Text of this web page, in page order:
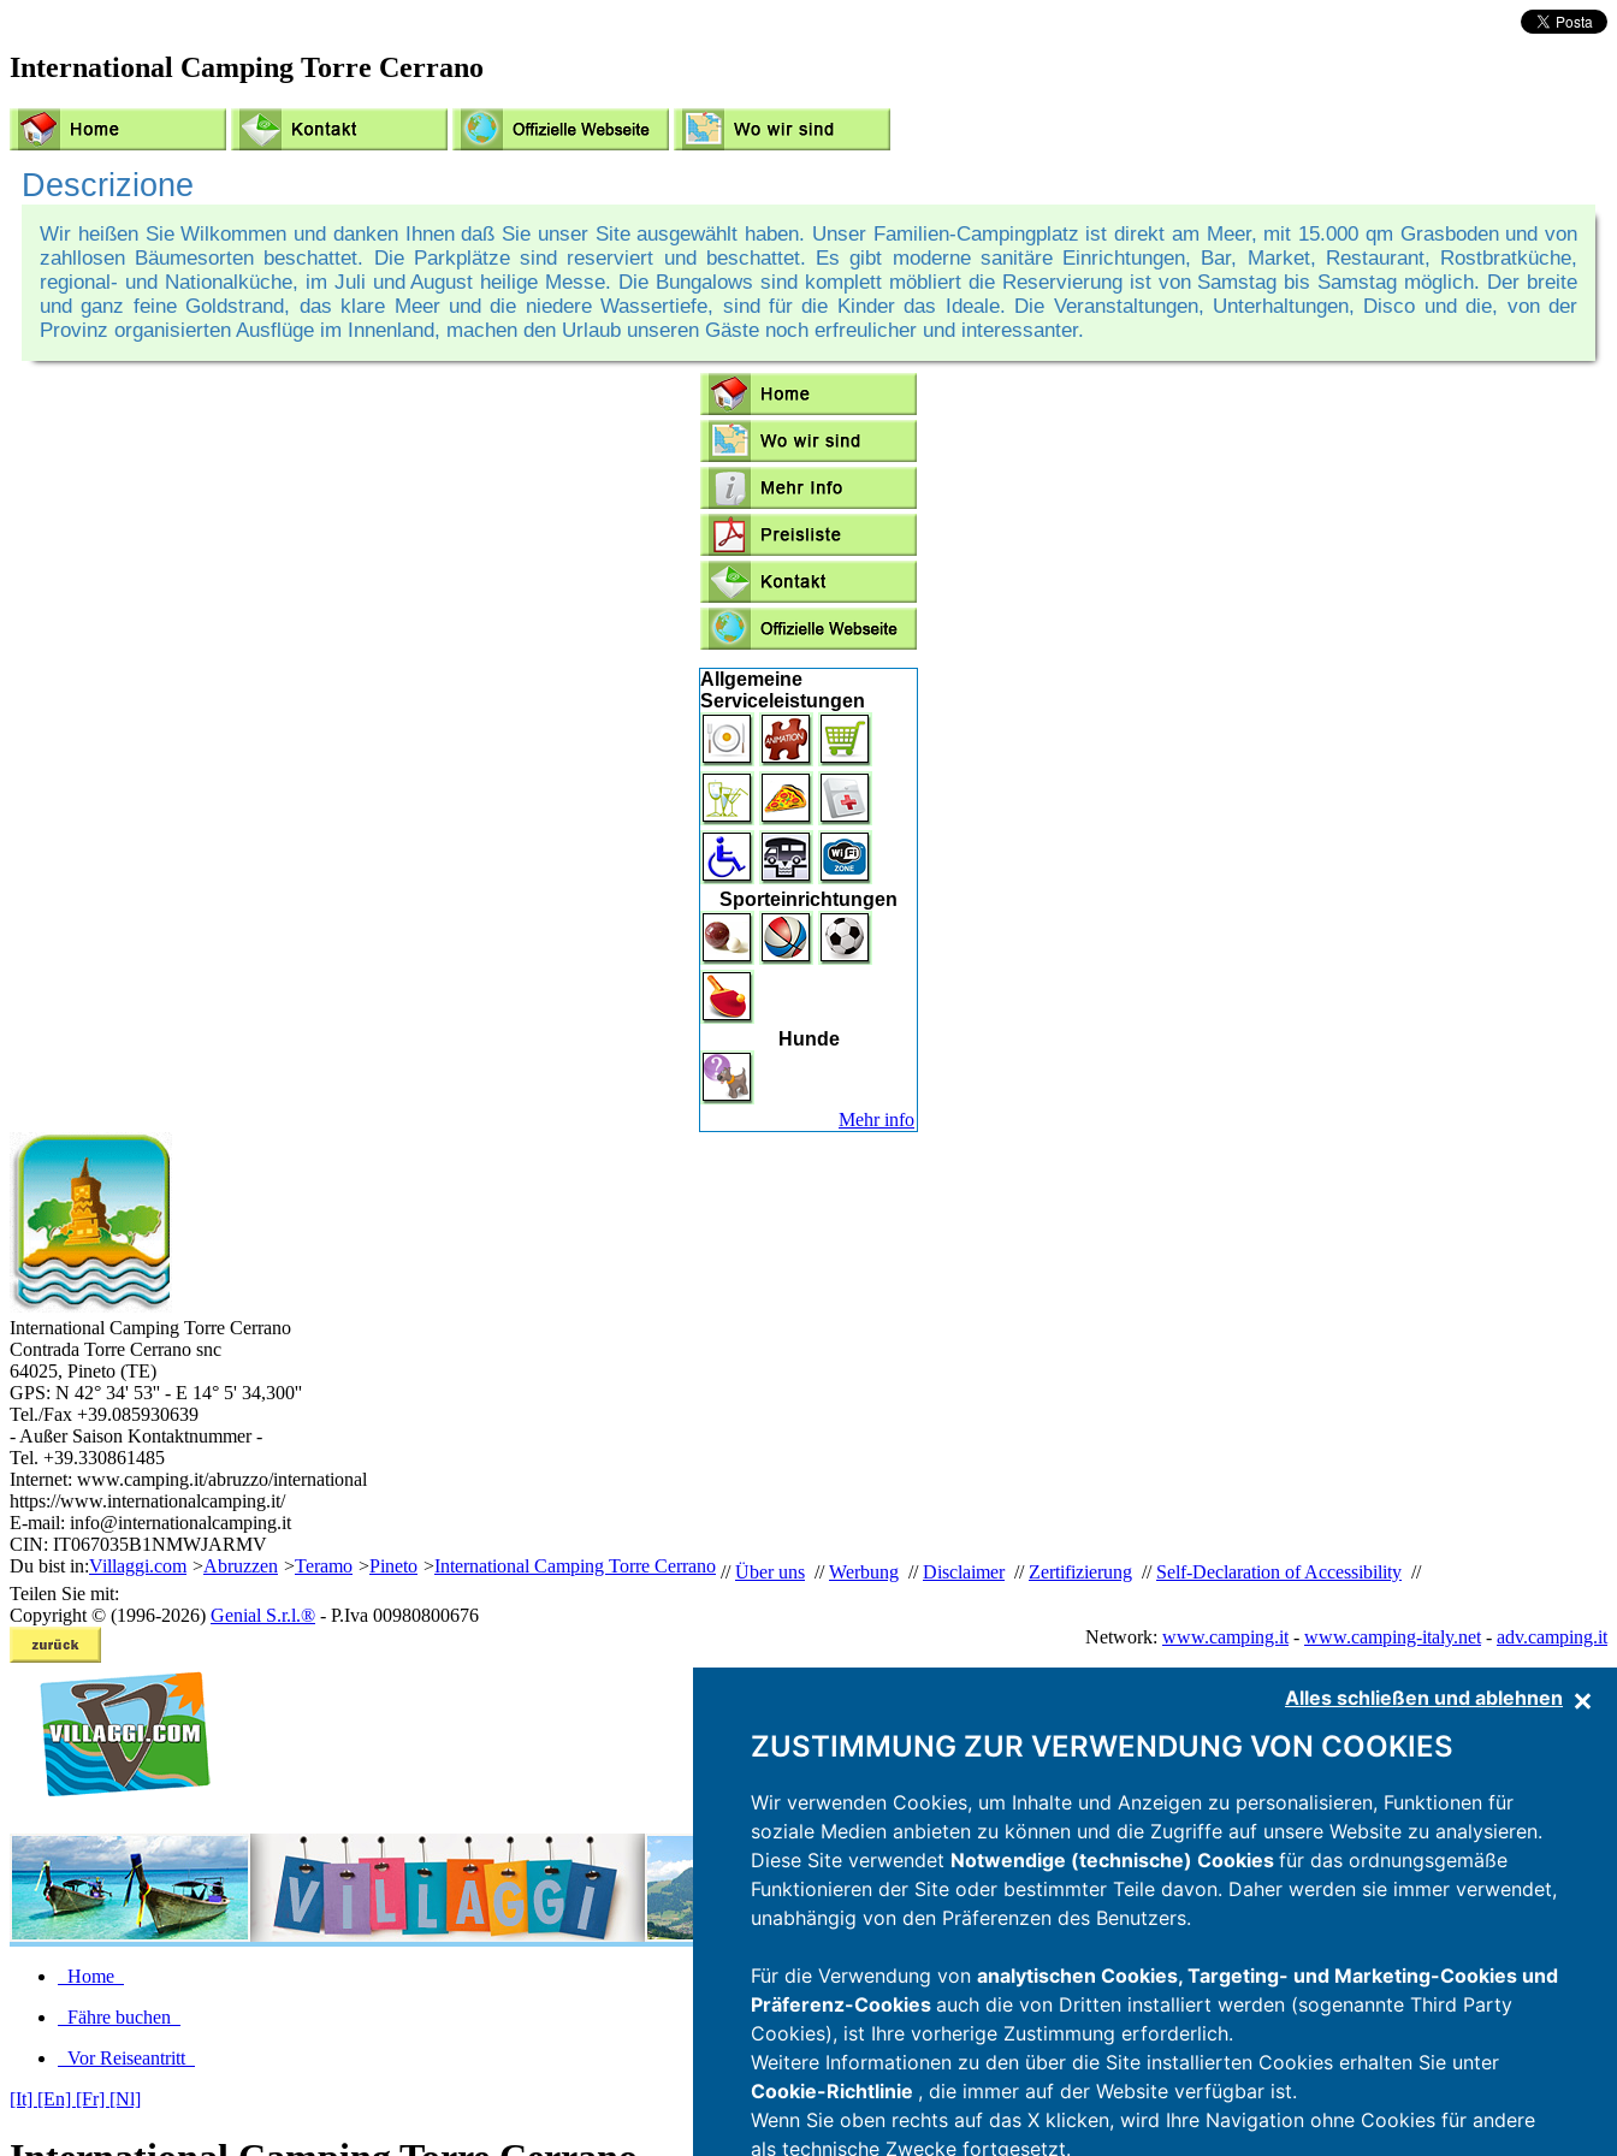
Alles schließen und ablehnen
ZUSTIMMUNG ZUR VERWENDUNG VON COOKIES
Wir verwenden Cookies, um Inhalte und Anzeigen zu personalisieren, Funktionen für
soziale Medien anbieten zu können und die Zugriffe auf unsere Website zu analysieren.
Diese Site verwendet Notwendige (technische) Cookies für das ordnungsgemäße
Funktionieren der Site oder bestimmter Teile davon. Daher werden sie immer verwendet,
unabhängig von den Präferenzen des Benutzers.
Für die Verwendung von analytischen Cookies, Targeting- und Marketing-Cookies und
Präferenz-Cookies auch die von Dritten installiert werden (sogenannte Third Party
Cookies), ist Ihre vorherige Zustimmung erforderlich.
Weitere Informationen zu den über die Site installierten Cookies erhalten Sie unter
Cookie-Richtlinie , die immer auf der Website verfügbar ist.
Wenn Sie oben rechts auf das X klicken, wird Ihre Navigation ohne Cookies für andere
als technische Zwecke fortgesetzt.
International Camping Torre Cerrano
Descrizione
Wir heißen Sie Wilkommen und danken Ihnen daß Sie unser Site ausgewählt haben. Unser Familien-Campingplatz ist direkt am Meer, mit 15.000 qm Grasboden und von
zahllosen Bäumesorten beschattet. Die Parkplätze sind reserviert und beschattet. Es gibt moderne sanitäre Einrichtungen, Bar, Market, Restaurant, Rostbratküche,
regional- und Nationalküche, im Juli und August heilige Messe. Die Bungalows sind komplett möbliert die Reservierung ist von Samstag bis Samstag möglich. Der breite
und ganz feine Goldstrand, das klare Meer und die niedere Wassertiefe, sind für die Kinder das Ideale. Die Veranstaltungen, Unterhaltungen, Disco und die, von der
Provinz organisierten Ausflüge im Innenland, machen den Urlaub unseren Gäste noch erfreulicher und interessanter.
Allgemeine
Serviceleistungen
Sporteinrichtungen
Hunde
Mehr info
International Camping Torre Cerrano
Contrada Torre Cerrano snc
64025, Pineto (TE)
GPS: N 42° 34' 53'' - E 14° 5' 34,300''
Tel./Fax +39.085930639
- Außer Saison Kontaktnummer -
Tel. +39.330861485
Internet: www.camping.it/abruzzo/international
https://www.internationalcamping.it/
E-mail: info@internationalcamping.it
CIN: IT067035B1NMWJARMV
Du bist in:Villaggi.com >Abruzzen >Teramo >Pineto >International Camping Torre Cerrano //Über uns //Werbung //Disclaimer// Zertifizierung // Self-Declaration of Accessibility //
Teilen Sie mit:
Copyright © (1996-2026) Genial S.r.l.® - P.Iva 00980800676
Network: www.camping.it - www.camping-italy.net - adv.camping.it
Home
Fähre buchen
Vor Reiseantritt
[It] [En] [Fr] [Nl]